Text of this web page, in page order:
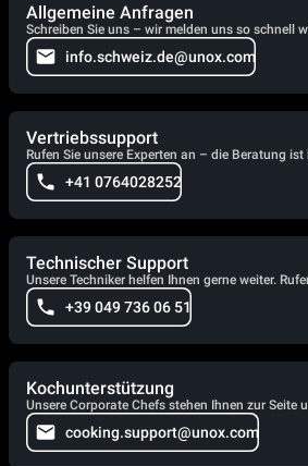
Allgemeine Anfragen
Schreiben Sie uns – wir melden uns so schnell
info.schweiz.de@unox.com
Vertriebssupport
Rufen Sie unsere Experten an – die Beratung ist
+41 0764028252
Technischer Support
Unsere Techniker helfen Ihnen gerne weiter.
+39 049 736 06 51
Kochunterstützung
Unsere Corporate Chefs stehen Ihnen zur Seite
cooking.support@unox.com